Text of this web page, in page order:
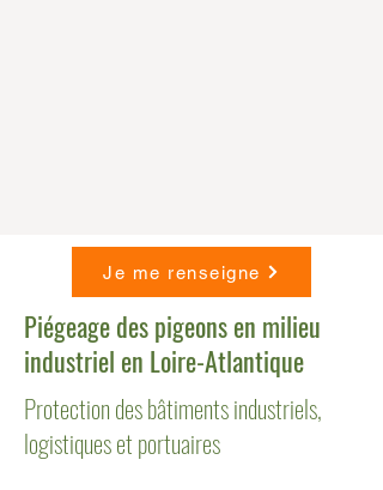
Je me renseigne
Piégeage des pigeons en milieu
industriel en Loire-Atlantique
Protection des bâtiments industriels,
logistiques et portuaires